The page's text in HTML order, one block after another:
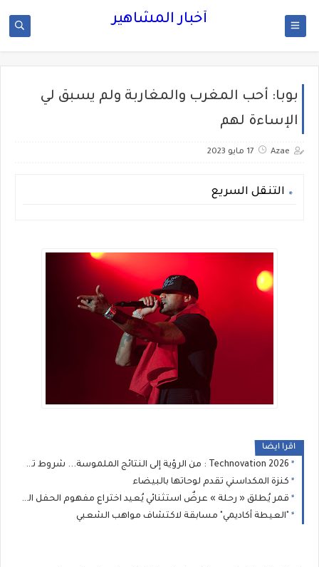
أخبار المشاهير
بوبا: أحب المغرب والمغاربة ولم يسبق لي
الإساءة لهم
Azae 17 مايو 2023
التنقل السريع
اقرا ايضا
Technovation 2026 : من الرؤية إلى النتائج الملموسة... شروط تحقيق تحول مستدام
كنزة المكداسني تقدم لوحاتها بالبيضاء
قمر يُطلق « رحلة » عرضٌ استثنائي يُعيد اختراع مفهوم الحفل الموسيقي
"العيطة أكاديمي" مسابقة لاكتشاف مواهب الشعبي